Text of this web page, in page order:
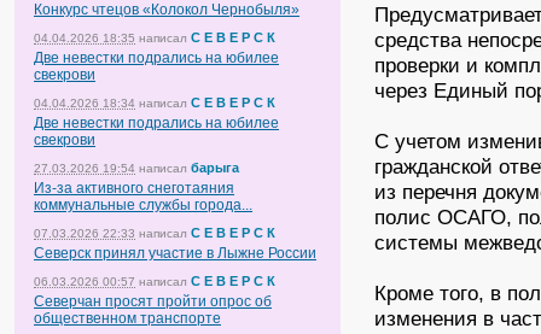
Конкурс чтецов «Колокол Чернобыля»
04.04.2026 18:35 написал С Е В Е Р С К
Две невестки подрались на юбилее
свекрови
04.04.2026 18:34 написал С Е В Е Р С К
Две невестки подрались на юбилее
свекрови
27.03.2026 19:54 написал барыга
Из-за активного снеготаяния
коммунальные службы города...
07.03.2026 22:33 написал С Е В Е Р С К
Северск принял участие в Лыжне России
06.03.2026 00:57 написал С Е В Е Р С К
Северчан просят пройти опрос об
общественном транспорте
средства
проверки и
через Единый
С учетом
гражданской
из перечня
полис ОСАГО,
системы
Кроме того, в
изменения в